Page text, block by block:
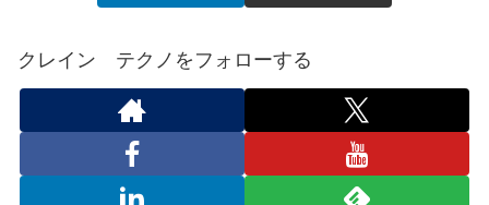
クレイン テクノをフォローする